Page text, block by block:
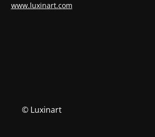
www.luxinart.com
© Luxinart